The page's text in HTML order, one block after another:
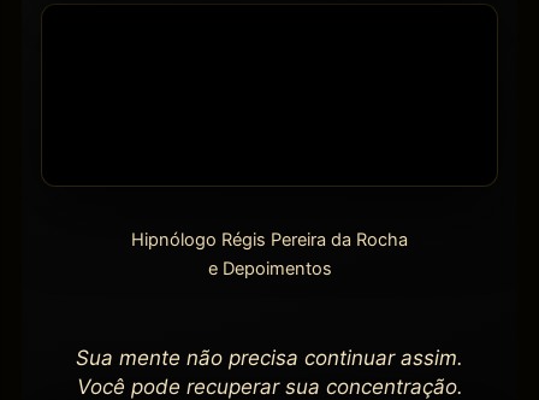
Hipnólogo Régis Pereira da Rocha
e Depoimentos
Sua mente não precisa continuar assim.
Você pode recuperar sua concentração.